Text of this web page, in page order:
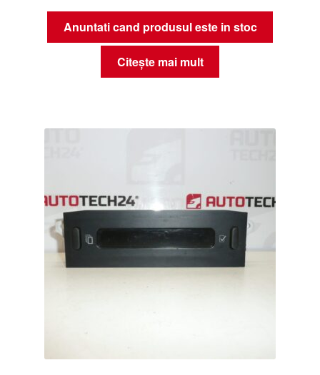
Anuntati cand produsul este in stoc
Citește mai mult